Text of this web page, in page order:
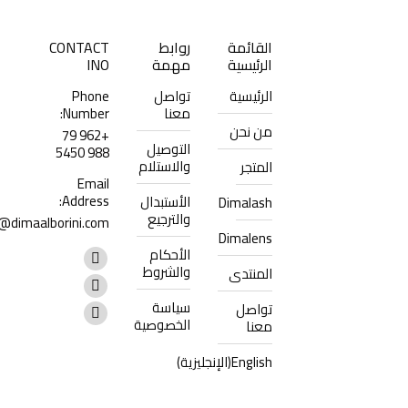
القائمة
الرئيسية
الرئيسية
من نحن
المتجر
Dimalash
Dimalens
المنتدى
تواصل
معنا
English
(الإنجليزية)
روابط
مهمة
تواصل
معنا
التوصيل
والاستلام
الأستبدال
والترجيع
الأحكام
والشروط
سياسة
الخصوصية
CONTACT
INO
Phone
Number:
+962 79
988 5450
Email
Address:
Find us on:
Facebook
page
opens
Instagram
page
Whatsapp